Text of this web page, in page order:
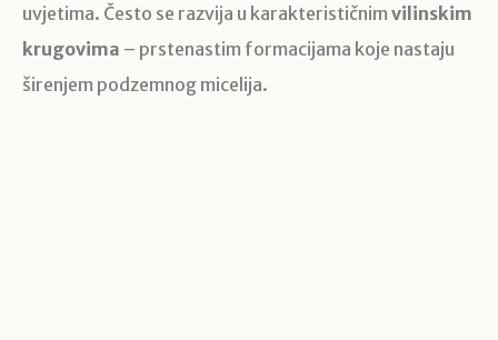
uvjetima. Često se razvija u karakterističnim vilinskim
krugovima – prstenastim formacijama koje nastaju
širenjem podzemnog micelija.